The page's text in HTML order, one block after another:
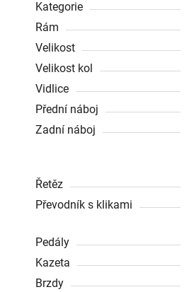
Kategorie
Rám
Velikost
Velikost kol
Vidlice
Přední náboj
Zadní náboj
Řetěz
Převodník s klikami
Pedály
Kazeta
Brzdy